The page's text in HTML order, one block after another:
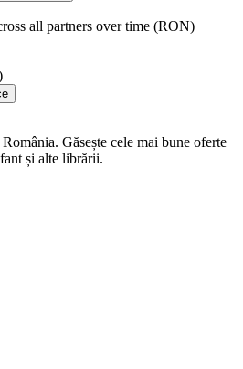
all partners over time (RON)
Găsește cele mai bune oferte
și alte librării.